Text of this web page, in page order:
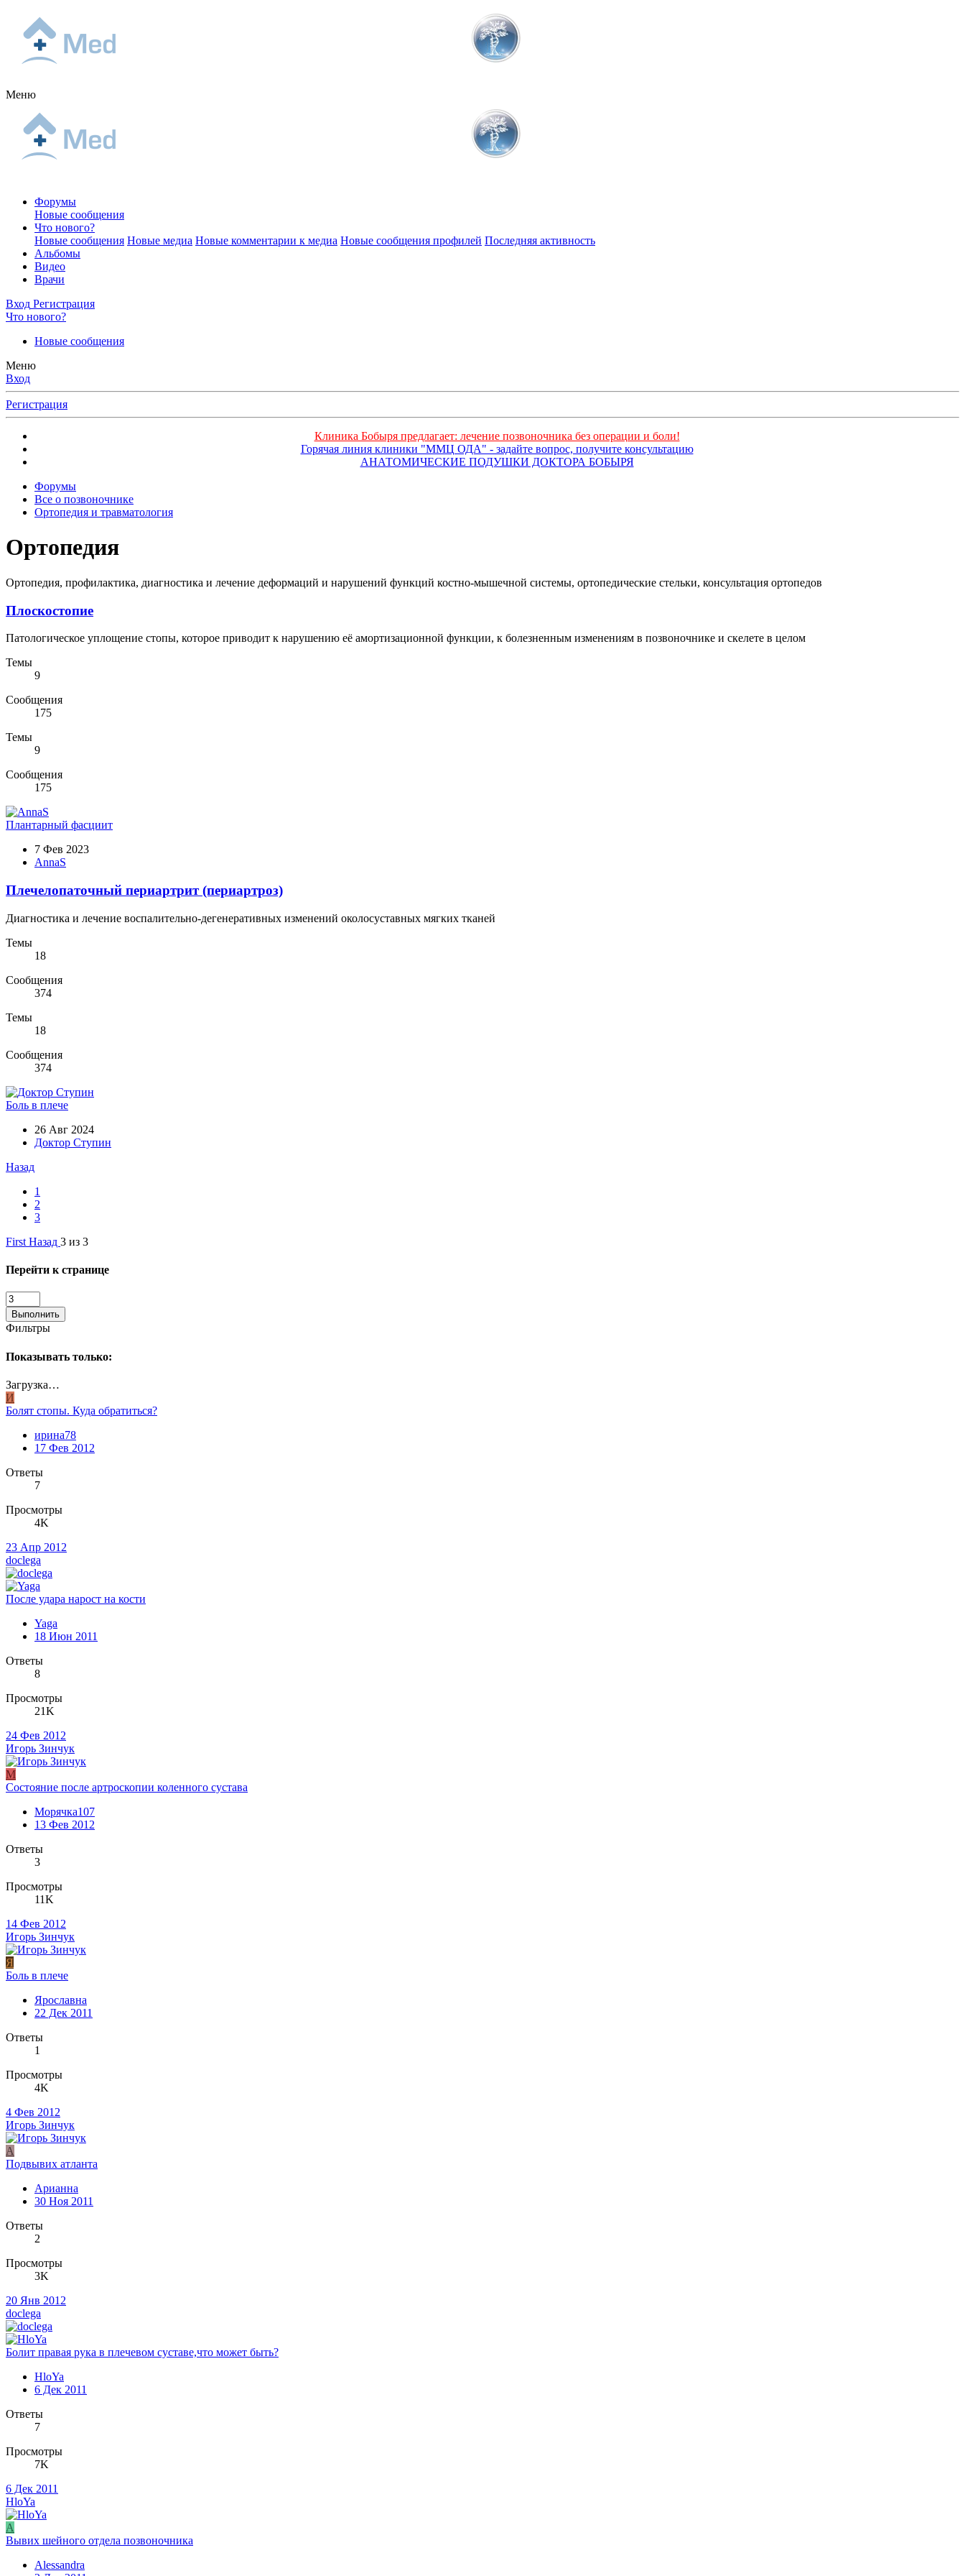
Меню
Форумы
Новые сообщения
Что нового?
Новые сообщения Новые медиа Новые комментарии к медиа Новые сообщения профилей Последняя активность
Альбомы
Видео
Врачи
Вход Регистрация
Что нового?
Новые сообщения
Меню
Вход
Регистрация
Клиника Бобыря предлагает: лечение позвоночника без операции и боли!
Горячая линия клиники "ММЦ ОДА" - задайте вопрос, получите консультацию
АНАТОМИЧЕСКИЕ ПОДУШКИ ДОКТОРА БОБЫРЯ
Форумы
Все о позвоночнике
Ортопедия и травматология
Ортопедия
Ортопедия, профилактика, диагностика и лечение деформаций и нарушений функций костно-мышечной системы, ортопедические стельки, консультация ортопедов
Плоскостопие
Патологическое уплощение стопы, которое приводит к нарушению её амортизационной функции, к болезненным изменениям в позвоночнике и скелете в целом
Темы
9
Сообщения
175
Темы
9
Сообщения
175
Плантарный фасциит
7 Фев 2023
AnnaS
Плечелопаточный периартрит (периартроз)
Диагностика и лечение воспалительно-дегенеративных изменений околосуставных мягких тканей
Темы
18
Сообщения
374
Темы
18
Сообщения
374
Боль в плече
26 Авг 2024
Доктор Ступин
Назад
1
2
3
First Назад 3 из 3
Перейти к странице
Выполнить
Фильтры
Показывать только:
Загрузка…
И
Болят стопы. Куда обратиться?
ирина78
17 Фев 2012
Ответы
7
Просмотры
4K
23 Апр 2012
doclega
После удара нарост на кости
Yaga
18 Июн 2011
Ответы
8
Просмотры
21K
24 Фев 2012
Игорь Зинчук
М
Состояние после артроскопии коленного сустава
Морячка107
13 Фев 2012
Ответы
3
Просмотры
11K
14 Фев 2012
Игорь Зинчук
Я
Боль в плече
Ярославна
22 Дек 2011
Ответы
1
Просмотры
4K
4 Фев 2012
Игорь Зинчук
А
Подвывих атланта
Арианна
30 Ноя 2011
Ответы
2
Просмотры
3K
20 Янв 2012
doclega
Болит правая рука в плечевом суставе,что может быть?
HloYa
6 Дек 2011
Ответы
7
Просмотры
7K
6 Дек 2011
HloYa
A
Вывих шейного отдела позвоночника
Alessandra